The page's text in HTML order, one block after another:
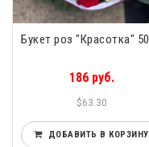
186 руб.
$63.30
ДОБАВИТЬ В КОРЗИНУ